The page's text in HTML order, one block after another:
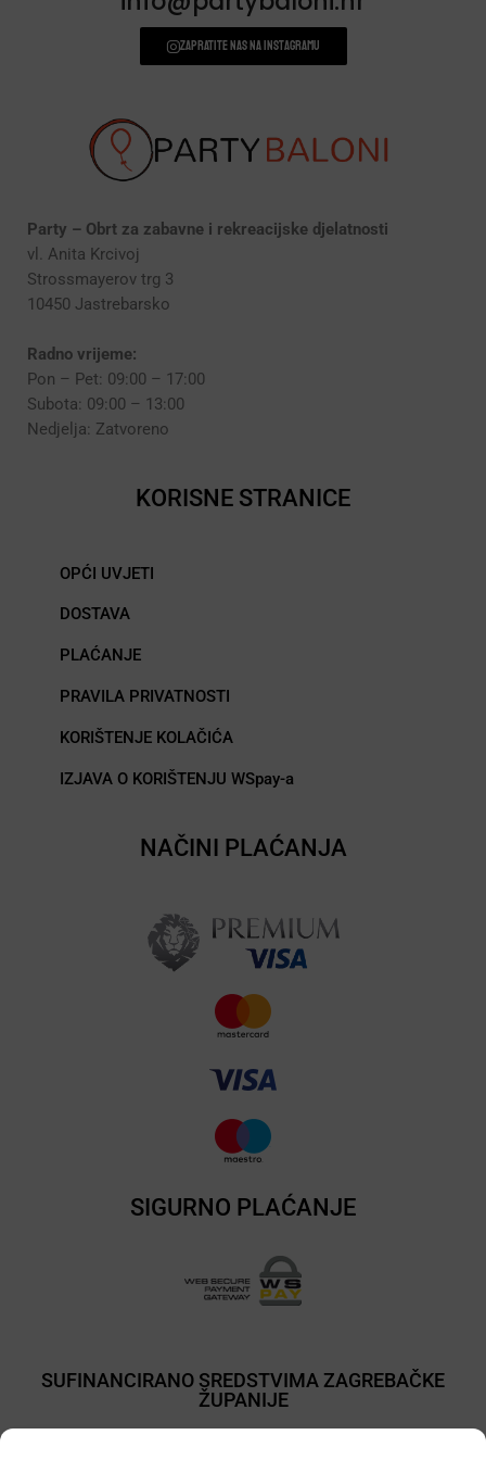
Zapratite nas na instagramu
Party – Obrt za zabavne i rekreacijske djelatnosti
vl. Anita Krcivoj
Strossmayerov trg 3
10450 Jastrebarsko
Radno vrijeme:
Pon – Pet: 09:00 – 17:00
Subota: 09:00 – 13:00
Nedjelja: Zatvoreno
KORISNE STRANICE
OPĆI UVJETI
DOSTAVA
PLAĆANJE
PRAVILA PRIVATNOSTI
KORIŠTENJE KOLAČIĆA
IZJAVA O KORIŠTENJU WSpay-a
NAČINI PLAĆANJA
SIGURNO PLAĆANJE
SUFINANCIRANO SREDSTVIMA ZAGREBAČKE
ŽUPANIJE